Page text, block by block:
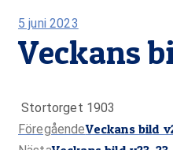
Publicerad
på
5 juni 2023
Veckans
Stortorget 1903
FöregåendeFöregående
Veckans bild